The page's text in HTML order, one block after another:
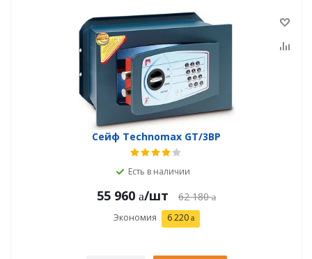
Сейф Technomax GT/3ВP
Есть в наличии
55 960 /шт 62 180
Экономия 6 220